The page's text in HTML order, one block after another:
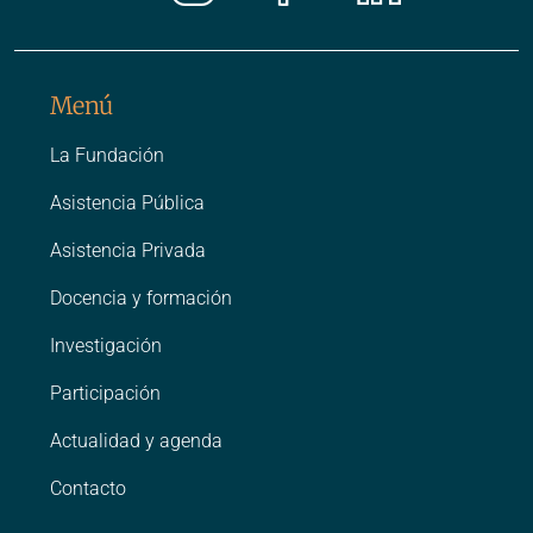
Menú
La Fundación
Asistencia Pública
Asistencia Privada
Docencia y formación
Investigación
Participación
Actualidad y agenda
Contacto